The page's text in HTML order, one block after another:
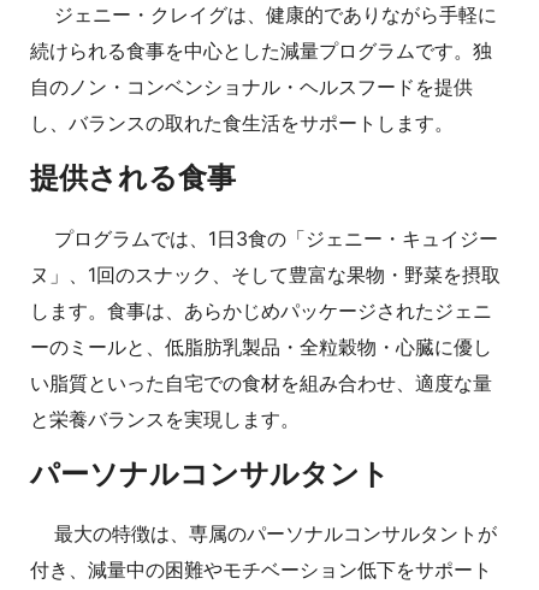
ジェニー・クレイグは、健康的でありながら手軽に
続けられる食事を中心とした減量プログラムです。独
自のノン・コンベンショナル・ヘルスフードを提供
し、バランスの取れた食生活をサポートします。
提供される食事
プログラムでは、1日3食の「ジェニー・キュイジー
ヌ」、1回のスナック、そして豊富な果物・野菜を摂取
します。食事は、あらかじめパッケージされたジェニ
ーのミールと、低脂肪乳製品・全粒穀物・心臓に優し
い脂質といった自宅での食材を組み合わせ、適度な量
と栄養バランスを実現します。
パーソナルコンサルタント
最大の特徴は、専属のパーソナルコンサルタントが
付き、減量中の困難やモチベーション低下をサポート